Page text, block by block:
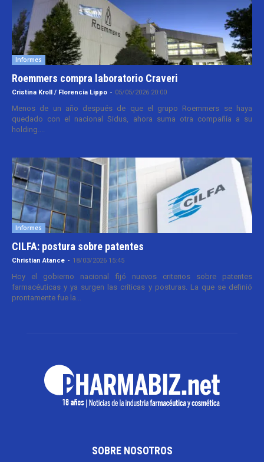
Informes
Roemmers compra laboratorio Craveri
Cristina Kroll / Florencia Lippo - 05/05/2026 20:00
Menos de un año después de que el grupo Roemmers se haya
quedado con el nacional Sidus, ahora suma otra compañía a su
holding....
Informes
CILFA: postura sobre patentes
Christian Atance - 18/03/2026 15:45
Hoy el gobierno nacional fijó nuevos criterios sobre patentes
farmacéuticas y ya surgen las críticas y posturas. La que se definió
prontamente fue la...
SOBRE NOSOTROS